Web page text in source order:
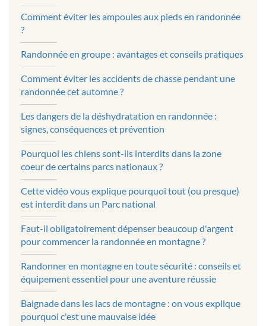
Comment éviter les ampoules aux pieds en randonnée
?
Randonnée en groupe : avantages et conseils pratiques
Comment éviter les accidents de chasse pendant une
randonnée cet automne ?
Les dangers de la déshydratation en randonnée :
signes, conséquences et prévention
Pourquoi les chiens sont-ils interdits dans la zone
coeur de certains parcs nationaux ?
Cette vidéo vous explique pourquoi tout (ou presque)
est interdit dans un Parc national
Faut-il obligatoirement dépenser beaucoup d'argent
pour commencer la randonnée en montagne ?
Randonner en montagne en toute sécurité : conseils et
équipement essentiel pour une aventure réussie
Baignade dans les lacs de montagne : on vous explique
pourquoi c'est une mauvaise idée